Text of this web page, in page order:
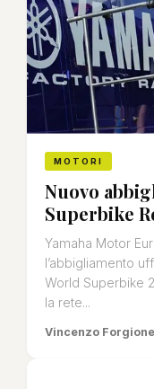
MOTORI
Nuovo
Superbike
Yamaha Motor
l’abbigliamento
World Superbike
la rete...
Vincenzo Forgione